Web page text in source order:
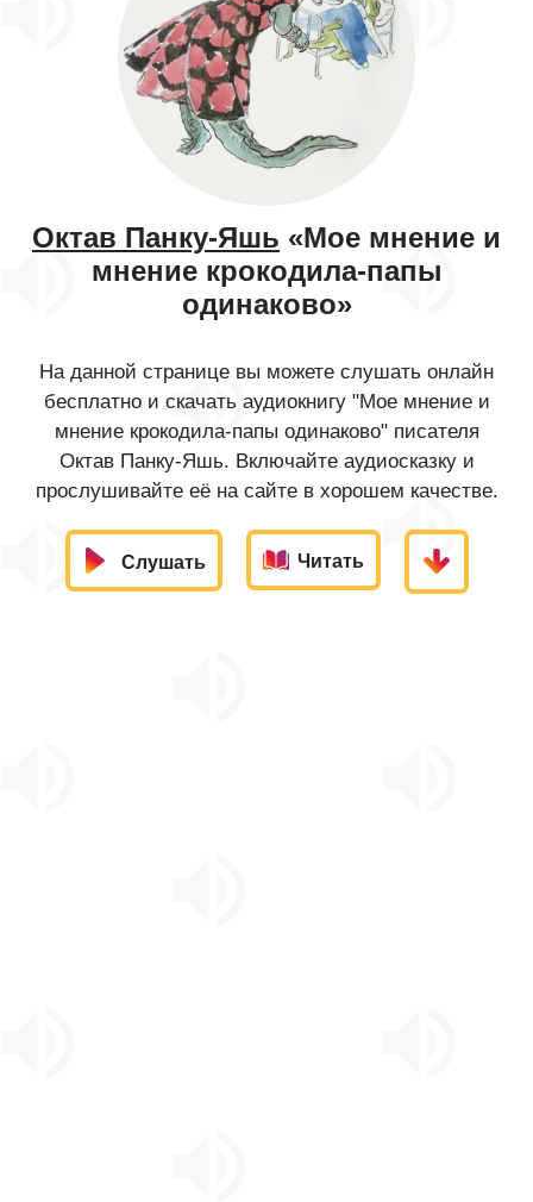
Октав Панку-Яшь «Мое мнение и
мнение крокодила-папы
одинаково»
На данной странице вы можете слушать онлайн
бесплатно и скачать аудиокнигу "Мое мнение и
мнение крокодила-папы одинаково" писателя
Октав Панку-Яшь. Включайте аудиосказку и
прослушивайте её на сайте в хорошем качестве.
Слушать Читать